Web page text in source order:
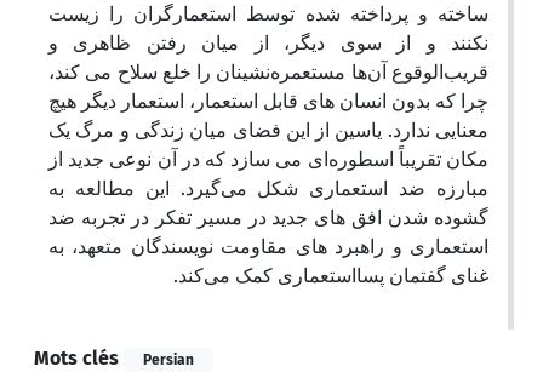
ساخته و پرداخته شده توسط استعمارگران را زیست
نکنند و از سوی دیگر، از میان رفتن ظاهری و
قریب‌الوقوع آن‌ها مستعمره‌نشینان را خلع سلاح می کند،
چرا که بدون انسان های قابل استعمار، استعمار دیگر هیچ
معنایی ندارد. یاسین از این فضای میان زندگی و مرگ یک
مکان تقریباً اسطوره‌ای می سازد که در آن نوعی جدید از
مبارزه ضد استعماری شکل می‌گیرد. این مطالعه به
گشوده شدن افق های جدید در مسیر تفکر در تجربه ضد
استعماری و راهبرد های مقاومت نویسندگان متعهد، به
غنای گفتمان پسااستعماری کمک می‌کند.
Mots clés Persian